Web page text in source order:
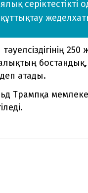
бостандық,
атады.
Трампқа